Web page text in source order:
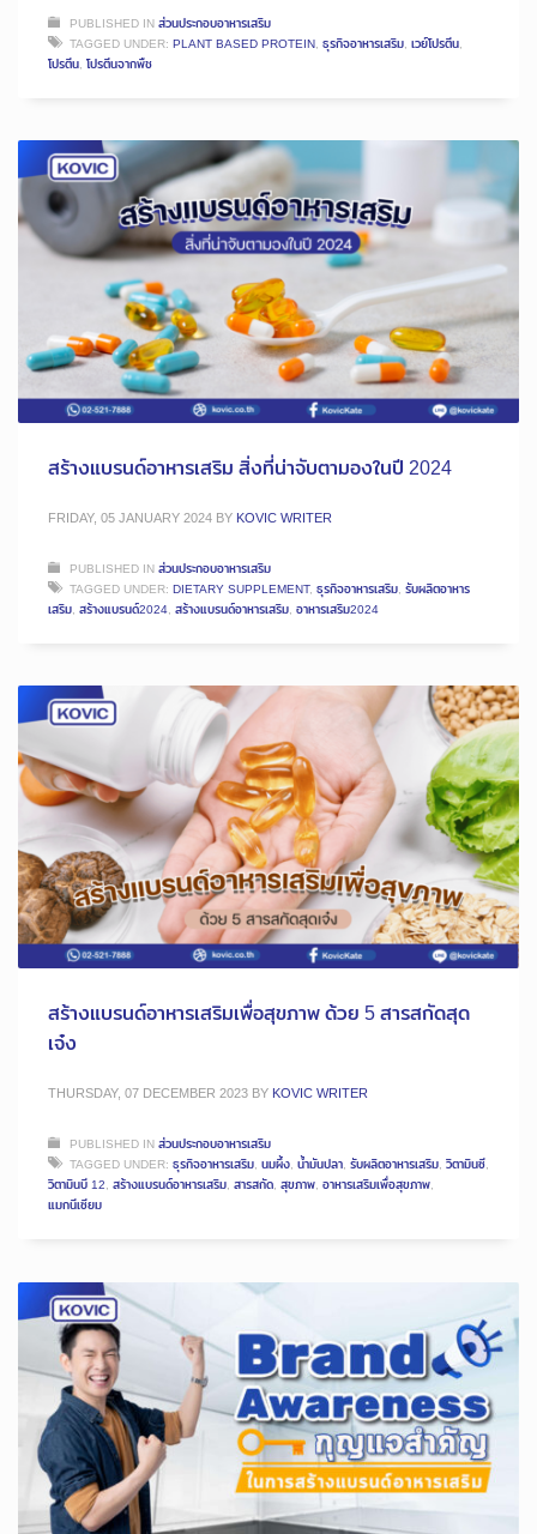
PUBLISHED INส่วนประกอบอาหารเสริม
TAGGED UNDER: PLANT BASED PROTEIN, ธุรกิจอาหารเสริม, เวย์โปรตีน,
โปรตีน, โปรตีนจากพืช
สร้างแบรนด์อาหารเสริม สิ่งที่น่าจับตามองในปี 2024
FRIDAY, 05 JANUARY 2024 BY KOVIC WRITER
PUBLISHED INส่วนประกอบอาหารเสริม
TAGGED UNDER: DIETARY SUPPLEMENT, ธุรกิจอาหารเสริม, รับผลิตอาหาร
เสริม, สร้างแบรนด์2024, สร้างแบรนด์อาหารเสริม, อาหารเสริม2024
สร้างแบรนด์อาหารเสริมเพื่อสุขภาพ ด้วย 5 สารสกัดสุด
เจ๋ง
THURSDAY, 07 DECEMBER 2023 BY KOVIC WRITER
PUBLISHED INส่วนประกอบอาหารเสริม
TAGGED UNDER: ธุรกิจอาหารเสริม, นมผึ้ง, น้ำมันปลา, รับผลิตอาหารเสริม, วิตามินซี,
วิตามินบี 12, สร้างแบรนด์อาหารเสริม, สารสกัด, สุขภาพ, อาหารเสริมเพื่อสุขภาพ,
แมกนีเซียม